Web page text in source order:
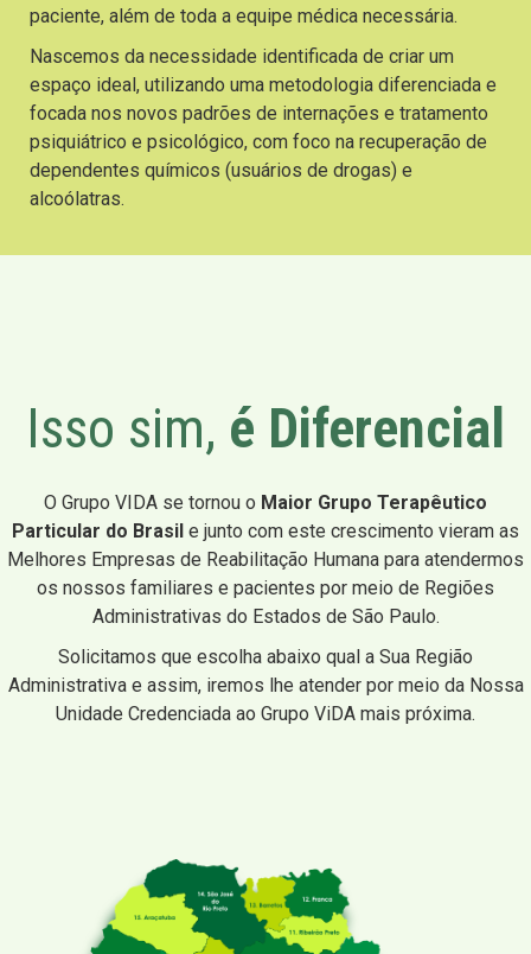
paciente, além de toda a equipe médica necessária.
Nascemos da necessidade identificada de criar um
espaço ideal, utilizando uma metodologia diferenciada e
focada nos novos padrões de internações e tratamento
psiquiátrico e psicológico, com foco na recuperação de
dependentes químicos (usuários de drogas) e
alcoólatras.
Isso sim, é Diferencial
O Grupo VIDA se tornou o Maior Grupo Terapêutico
Particular do Brasil e junto com este crescimento vieram as
Melhores Empresas de Reabilitação Humana para atendermos
os nossos familiares e pacientes por meio de Regiões
Administrativas do Estados de São Paulo.
Solicitamos que escolha abaixo qual a Sua Região
Administrativa e assim, iremos lhe atender por meio da Nossa
Unidade Credenciada ao Grupo ViDA mais próxima.